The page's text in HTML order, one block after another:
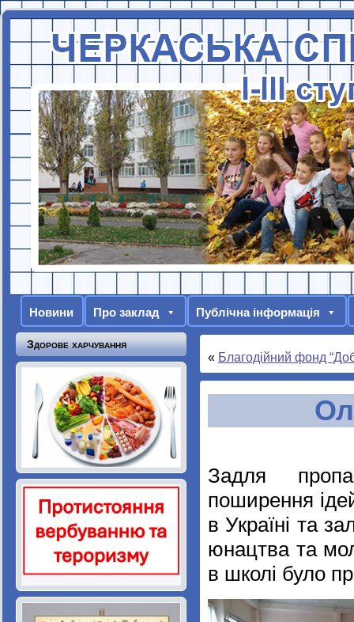
Новини Про заклад Публічна інформація
Здорове харчування
« Благодійний фонд
Задля
поширення
в Україні та
юнацтва та
в школі було